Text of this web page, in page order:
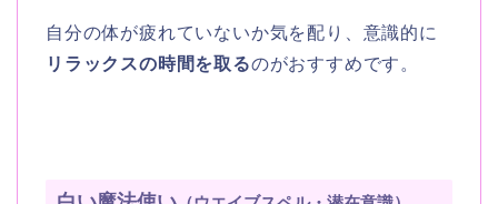
自分の体が疲れていないか気を配り、意識的に
リラックスの時間を取るのがおすすめです。